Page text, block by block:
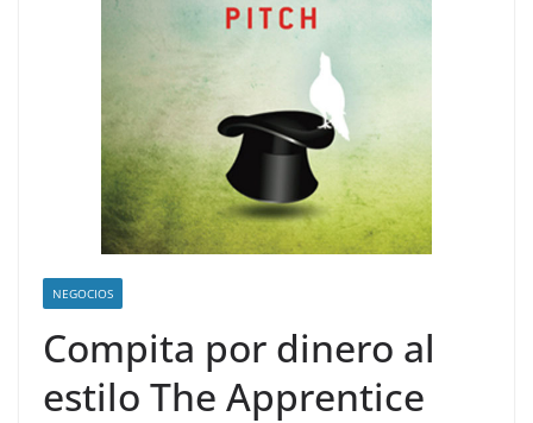
NEGOCIOS
Compita por dinero al
estilo The Apprentice